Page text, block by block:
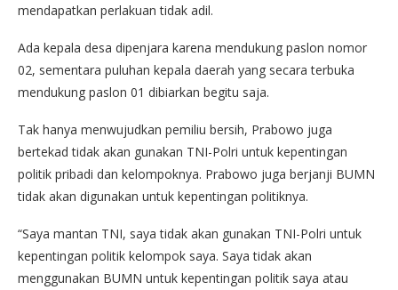
mendapatkan perlakuan tidak adil.
Ada kepala desa dipenjara karena mendukung paslon nomor
02, sementara puluhan kepala daerah yang secara terbuka
mendukung paslon 01 dibiarkan begitu saja.
Tak hanya menwujudkan pemiliu bersih, Prabowo juga
bertekad tidak akan gunakan TNI-Polri untuk kepentingan
politik pribadi dan kelompoknya. Prabowo juga berjanji BUMN
tidak akan digunakan untuk kepentingan politiknya.
“Saya mantan TNI, saya tidak akan gunakan TNI-Polri untuk
kepentingan politik kelompok saya. Saya tidak akan
menggunakan BUMN untuk kepentingan politik saya atau